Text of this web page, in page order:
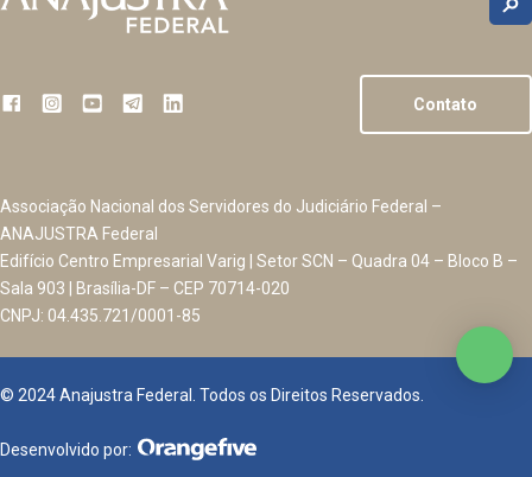
Contato
Associação Nacional dos Servidores do Judiciário Federal –
ANAJUSTRA Federal
Edifício Centro Empresarial Varig | Setor SCN – Quadra 04 – Bloco B –
Sala 903 | Brasília-DF – CEP 70714-020
CNPJ: 04.435.721/0001-85
© 2024 Anajustra Federal. Todos os Direitos Reservados.
Desenvolvido por: